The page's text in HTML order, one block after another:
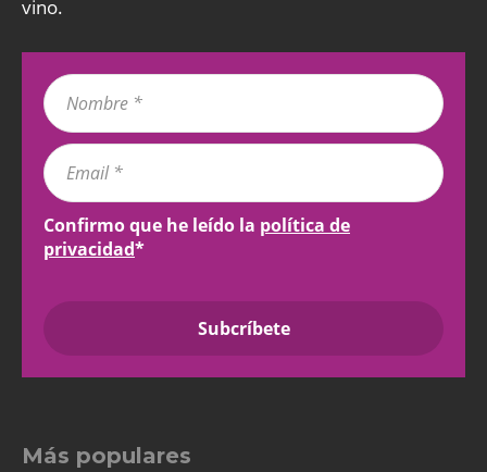
vino.
Confirmo que he leído la política de
privacidad*
Más populares